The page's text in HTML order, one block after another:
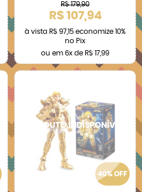
R$ 179,90
R$ 107,94
à vista R$ 97,15 economize 10%
no Pix
ou em 6x de R$ 17,99
40% OFF